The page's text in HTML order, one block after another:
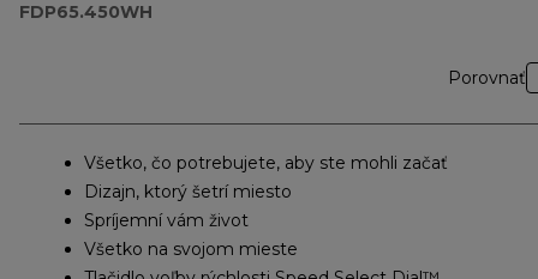
FDP65.450WH
Porovnať
Všetko, čo potrebujete, aby ste mohli začať
Dizajn, ktorý šetrí miesto
Spríjemní vám život
Všetko na svojom mieste